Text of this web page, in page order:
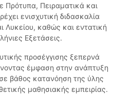
Πρότυπα, Πειραματικά και
ενισχυτική διδασκαλία
Λυκείου, καθώς και εντατική
Εξετάσεις.
προσέγγισης ξεπερνά
έμφαση στην ανάπτυξη
βάθος κατανόηση της ύλης
μαθησιακής εμπειρίας.